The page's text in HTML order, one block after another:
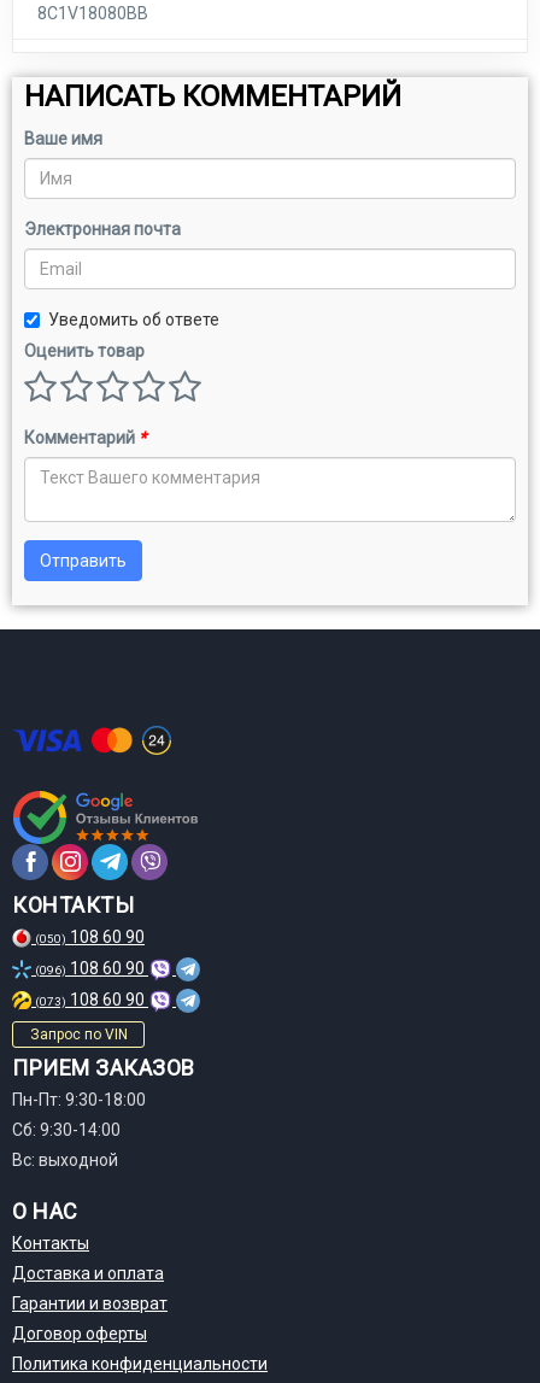
8C1V18080BB
НАПИСАТЬ КОММЕНТАРИЙ
Ваше имя
Электронная почта
Уведомить об ответе
Оценить товар
Комментарий *
Отправить
КОНТАКТЫ
(050) 108 60 90
(096) 108 60 90
(073) 108 60 90
Запрос по VIN
ПРИЕМ ЗАКАЗОВ
Пн-Пт: 9:30-18:00
Сб: 9:30-14:00
Вс: выходной
О НАС
Контакты
Доставка и оплата
Гарантии и возврат
Договор оферты
Политика конфиденциальности